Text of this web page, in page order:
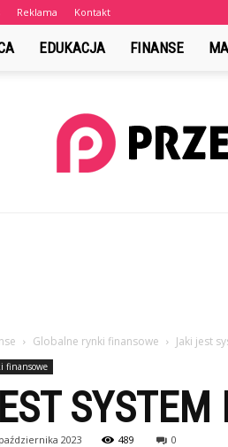
Reklama Kontakt
EDUKACJA FINANSE
Globalne rynki finansowe Jaki jest
finansowe
SYSTEM
2023 489 0